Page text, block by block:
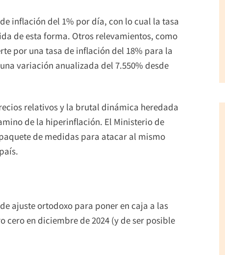
inflación del 1% por día, con lo cual la tasa
de esta forma. Otros relevamientos, como
por una tasa de inflación del 18% para la
variación anualizada del 7.550% desde
relativos y la brutal dinámica heredada
de la hiperinflación. El Ministerio de
de medidas para atacar al mismo
ajuste ortodoxo para poner en caja a las
en diciembre de 2024 (y de ser posible